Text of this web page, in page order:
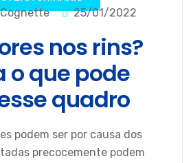
25/01/2022
nos rins?
o que pode
quadro
podem ser por causa dos
precocemente podem